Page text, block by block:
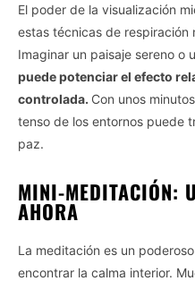
El poder de la visualización
estas técnicas de respiración
Imaginar un paisaje sereno o
puede potenciar el efecto
controlada. Con unos
tenso de los entornos puede
paz.
MINI-MEDITACIÓN:
AHORA
La meditación es un
encontrar la calma interior.